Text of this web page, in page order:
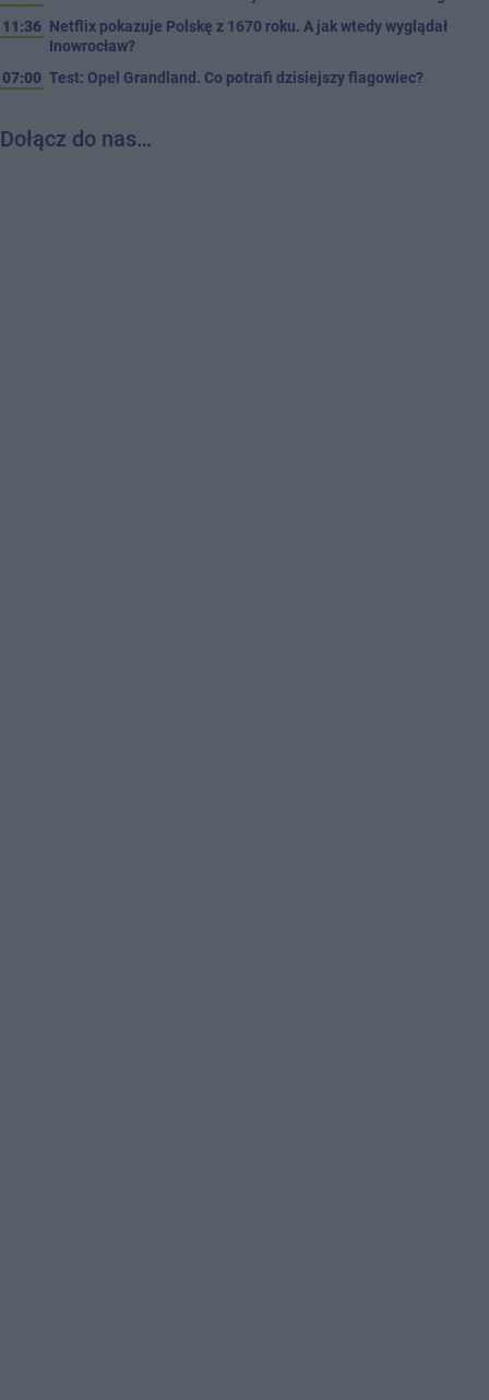
11:36 Netflix pokazuje Polskę z 1670 roku. A jak wtedy wyglądał
Inowrocław?
07:00 Test: Opel Grandland. Co potrafi dzisiejszy flagowiec?
Dołącz do nas…